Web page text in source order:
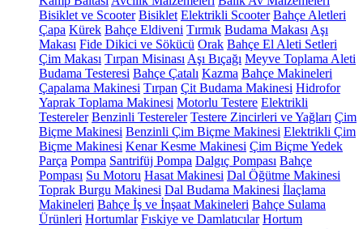
Bisiklet ve Scooter Bisiklet Elektrikli Scooter Bahçe Aletleri
Çapa Kürek Bahçe Eldiveni Tırmık Budama Makası Aşı
Makası Fide Dikici ve Sökücü Orak Bahçe El Aleti Setleri
Çim Makası Tırpan Misinası Aşı Bıçağı Meyve Toplama Aleti
Budama Testeresi Bahçe Çatalı Kazma Bahçe Makineleri
Çapalama Makinesi Tırpan Çit Budama Makinesi Hidrofor
Yaprak Toplama Makinesi Motorlu Testere Elektrikli
Testereler Benzinli Testereler Testere Zincirleri ve Yağları Çim
Biçme Makinesi Benzinli Çim Biçme Makinesi Elektrikli Çim
Biçme Makinesi Kenar Kesme Makinesi Çim Biçme Yedek
Parça Pompa Santrifüj Pompa Dalgıç Pompası Bahçe
Pompası Su Motoru Hasat Makinesi Dal Öğütme Makinesi
Toprak Burgu Makinesi Dal Budama Makinesi İlaçlama
Makineleri Bahçe İş ve İnşaat Makineleri Bahçe Sulama
Ürünleri Hortumlar Fıskiye ve Damlatıcılar Hortum